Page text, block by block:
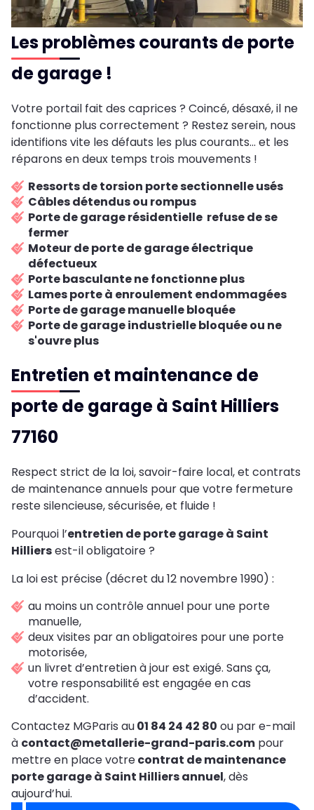
Les problèmes courants de porte
de garage !
Votre portail fait des caprices ? Coincé, désaxé, il ne
fonctionne plus correctement ? Restez serein, nous
identifions vite les défauts les plus courants... et les
réparons en deux temps trois mouvements !
Ressorts de torsion porte sectionnelle usés
Câbles détendus ou rompus
Porte de garage résidentielle refuse de se
fermer
Moteur de porte de garage électrique
défectueux
Porte basculante ne fonctionne plus
Lames porte à enroulement endommagées
Porte de garage manuelle bloquée
Porte de garage industrielle bloquée ou ne
s'ouvre plus
Entretien et maintenance de
porte de garage à Saint Hilliers
77160
Respect strict de la loi, savoir-faire local, et contrats
de maintenance annuels pour que votre fermeture
reste silencieuse, sécurisée, et fluide !
Pourquoi l’entretien de porte garage à Saint
Hilliersest-il obligatoire ?
La loi est précise (décret du 12 novembre 1990) :
au moins un contrôle annuel pour une porte
manuelle,
deux visites par an obligatoires pour une porte
motorisée,
un livret d’entretien à jour est exigé. Sans ça,
votre responsabilité est engagée en cas
d’accident.
Contactez MGParis au01 84 24 42 80 ou par e-mail
à contact@metallerie-grand-paris.com pour
mettre en place votrecontrat de maintenance
porte garage à Saint Hilliers annuel, dès
aujourd’hui.